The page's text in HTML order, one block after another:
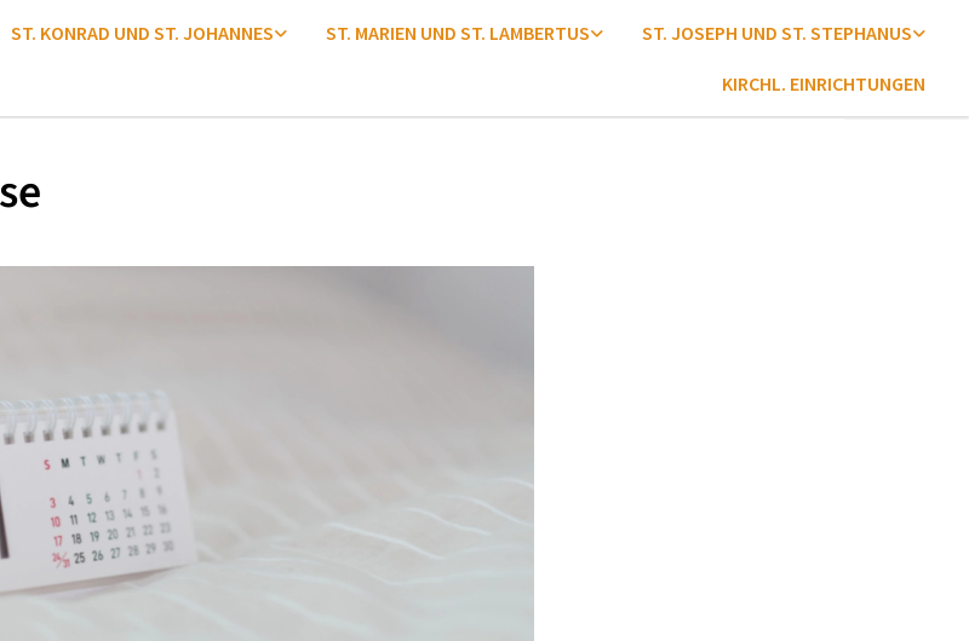
ST. KONRAD UND ST. JOHANNES ST. MARIEN UND ST. LAMBERTUS ST. JOSEPH UND ST. STEPHANUS
KIRCHL. EINRICHTUNGEN